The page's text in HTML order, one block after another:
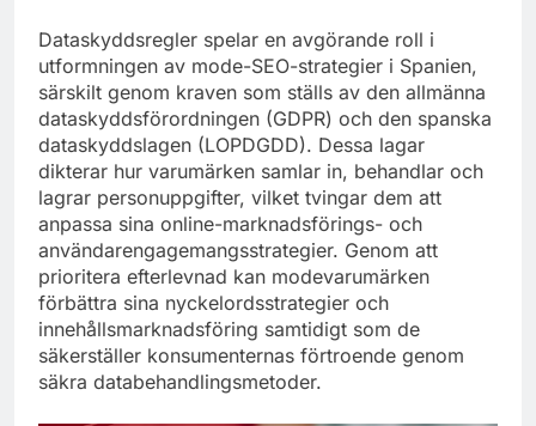
Dataskyddsregler spelar en avgörande roll i
utformningen av mode-SEO-strategier i Spanien,
särskilt genom kraven som ställs av den allmänna
dataskyddsförordningen (GDPR) och den spanska
dataskyddslagen (LOPDGDD). Dessa lagar
dikterar hur varumärken samlar in, behandlar och
lagrar personuppgifter, vilket tvingar dem att
anpassa sina online-marknadsförings- och
användarengagemangsstrategier. Genom att
prioritera efterlevnad kan modevarumärken
förbättra sina nyckelordsstrategier och
innehållsmarknadsföring samtidigt som de
säkerställer konsumenternas förtroende genom
säkra databehandlingsmetoder.